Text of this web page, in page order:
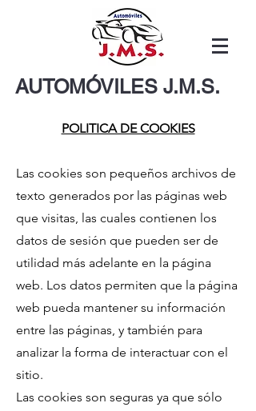
AUTOMÓVILES J.M.S.
POLITICA DE COOKIES
Las cookies son pequeños archivos de
texto generados por las páginas web
que visitas, las cuales contienen los
datos de sesión que pueden ser de
utilidad más adelante en la página
web. Los datos permiten que la página
web pueda mantener su información
entre las páginas, y también para
analizar la forma de interactuar con el
sitio.
Las cookies son seguras ya que sólo